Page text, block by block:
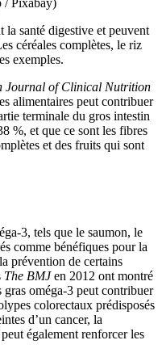
la santé digestive et peuvent
céréales complètes, le riz
exemples.
Journal of Clinical Nutrition
alimentaires peut contribuer
terminale du gros intestin
%, et que ce sont les fibres
et des fruits qui sont
3, tels que le saumon, le
comme bénéfiques pour la
prévention de certains
The BMJen 2012 ont montré
gras oméga-3 peut contribuer
colorectaux prédisposés
d’un cancer, la
également renforcer les